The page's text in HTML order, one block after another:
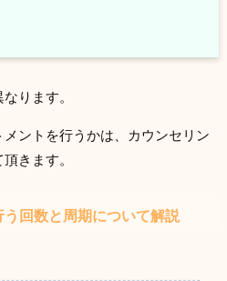
ります。
ントを行うかは、カウンセリン
きます。
回数と周期について解説